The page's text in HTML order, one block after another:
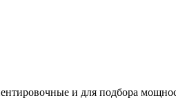
и для подбора